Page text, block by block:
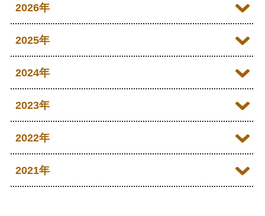
2026年
2026年07月
2026年04月
2026年02月
2026年01月
2025年
2025年12月
2025年09月
2025年07月
2024年
2024年12月
2024年09月
2023年
2023年12月
2023年10月
2022年
2022年12月
2021年